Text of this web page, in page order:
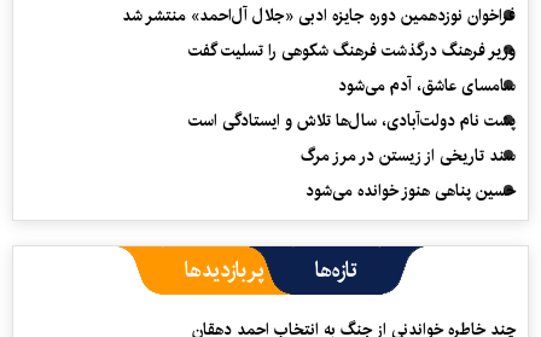
فراخوان نوزدهمین دوره جایزه ادبی «جلال آل‌احمد» منتشر شد
وزیر فرهنگ درگذشت فرهنگ شکوهی را تسلیت گفت
سامسای عاشق، آدم می‌شود
پشت نام دولت‌آبادی، سال‌ها تلاش و ایستادگی است
سند تاریخی از زیستن در مرز مرگ
حسین پناهی هنوز خوانده می‌شود
تازه‌ها پربازدیدها
چند خاطره خواندنی از جنگ به انتخاب احمد دهقان